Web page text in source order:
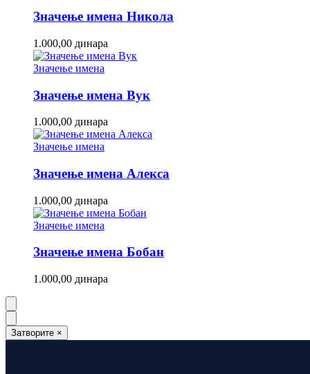
Значење имена Никола
1.000,00 динара
Значење имена
Значење имена Вук
1.000,00 динара
Значење имена
Значење имена Алекса
1.000,00 динара
Значење имена
Значење имена Бобан
1.000,00 динара
Затворите ×